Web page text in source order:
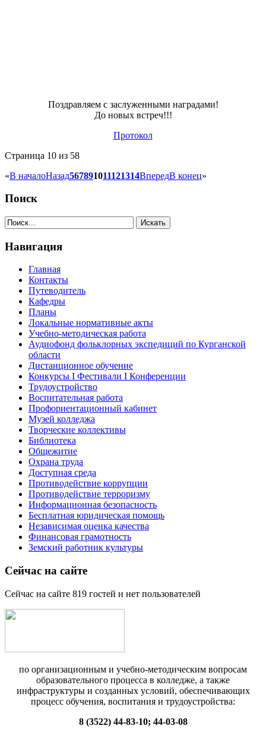
Поздравляем с заслуженными наградами!
До новых встреч!!!
Протокол
Страница 10 из 58
«В началоНазад567891011121314ВпередВ конец»
Поиск
Навигация
Главная
Контакты
Путеводитель
Кафедры
Планы
Локальные нормативные акты
Учебно-методическая работа
Аудиофонд фольклорных экспедиций по Курганской
области
Дистанционное обучение
Конкурсы I Фестивали I Конференции
Трудоустройство
Воспитательная работа
Профориентационный кабинет
Музей колледжа
Творческие коллективы
Библиотека
Общежитие
Охрана труда
Доступная среда
Противодействие коррупции
Противодействие терроризму
Информационная безопасность
Бесплатная юридическая помощь
Независимая оценка качества
Финансовая грамотность
Земский работник культуры
Сейчас на сайте
Сейчас на сайте 819 гостей и нет пользователей
по организационным и учебно-методическим вопросам
образовательного процесса в колледже, а также
инфраструктуры и созданных условий, обеспечивающих
процесс обучения, воспитания и трудоустройства:
8 (3522) 44-83-10; 44-03-08